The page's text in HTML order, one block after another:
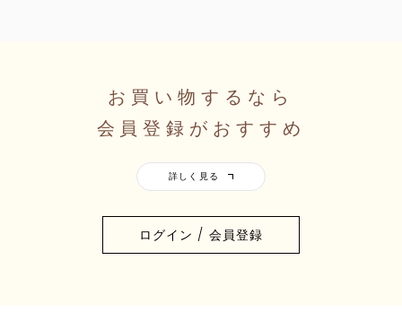
お買い物するなら
会員登録がおすすめ
ログイン / 会員登録